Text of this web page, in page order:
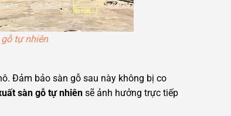
tự nhiên
Đảm bảo sàn gỗ sau này không bị co
sàn gỗ tự nhiên sẽ ảnh hưởng trực tiếp